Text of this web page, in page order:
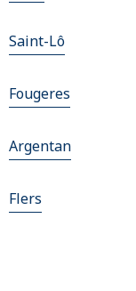
Saint-Lô
Fougeres
Argentan
Flers